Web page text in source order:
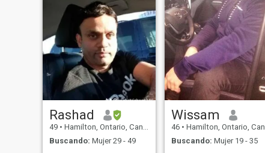
Rashad
49 • Hamilton, Ontario, Canadá
Buscando: Mujer 29 - 49
Wissam
46 • Hamilton, Ontario, Canadá
Buscando: Mujer 19 - 35